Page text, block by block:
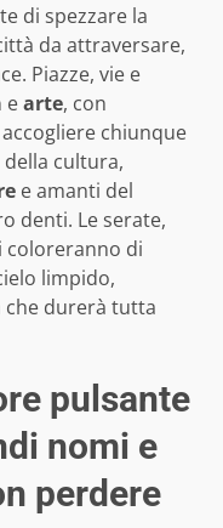
di spezzare la
da attraversare,
Piazze, vie e
earte, con
chiunque
cultura,
e amanti del
denti. Le serate,
di
limpido,
che durerà tutta
pulsante
nomi e
perdere